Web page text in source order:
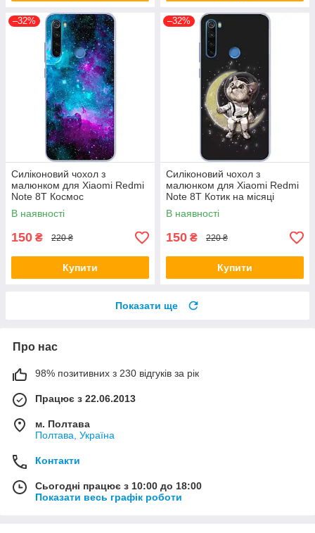
–32%
Силіконовий чохол з
малюнком для Xiaomi Redmi
Note 8T Космос
В наявності
150 ₴ 220 ₴
Купити
–32%
Силіконовий чохол з
малюнком для Xiaomi Redmi
Note 8T Котик на місяці
В наявності
150 ₴ 220 ₴
Купити
Показати ще
Про нас
98% позитивних з 230 відгуків за рік
Працює з 22.06.2013
м. Полтава
Полтава, Україна
Контакти
Сьогодні працює з 10:00 до 18:00
Показати весь графік роботи